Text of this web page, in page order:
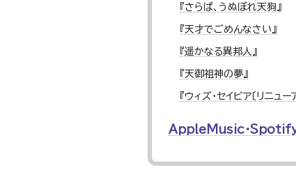
『さらば、うぬぼれ天狗』
『天才でごめんなさい』
『遥かなる異邦人』
『天御祖神の夢』
『ウィズ・セイビア〔リニュー
AppleMusic・Spotifyの